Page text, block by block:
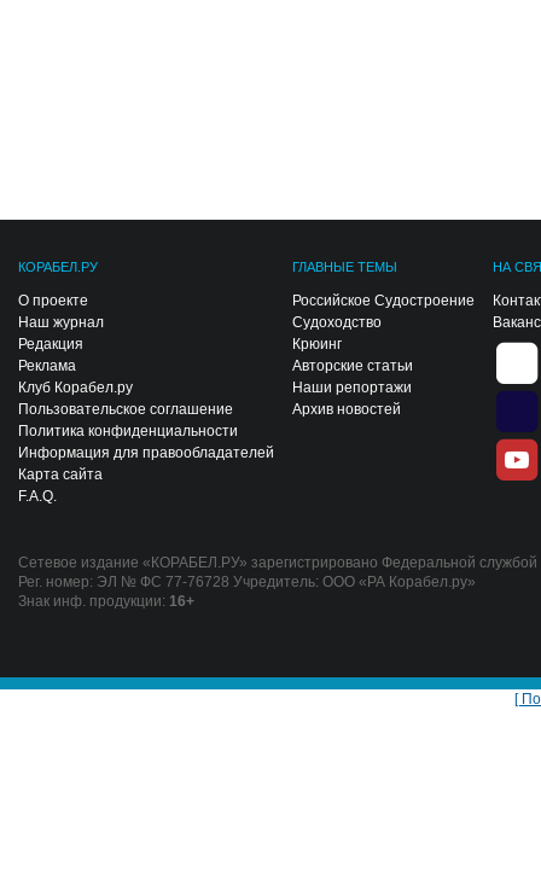
КОРАБЕЛ.РУ
О проекте
Наш журнал
Редакция
Реклама
Клуб Корабел.ру
Пользовательское соглашение
Политика конфиденциальности
Информация для правообладателей
Карта сайта
F.A.Q.
ГЛАВНЫЕ ТЕМЫ
Российское Судостроение
Судоходство
Крюинг
Авторские статьи
Наши репортажи
Архив новостей
НА
Сетевое издание «КОРАБЕЛ.РУ» зарегистрировано Федеральной
Рег. номер: ЭЛ № ФС 77-76728 Учредитель: ООО «РА Корабел.ру»
Знак инф. продукции: 16+
[